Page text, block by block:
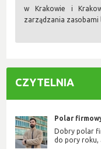
w Krakowie i
zarządzania zasobami
CZYTELNIA
Polar
Dobry polar
do pory roku,